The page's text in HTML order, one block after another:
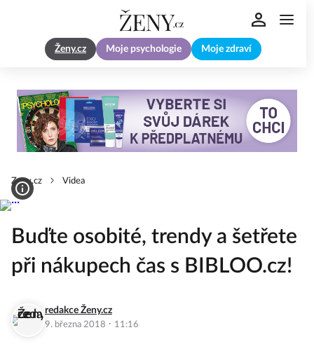
Ženy.cz Moje psychologie Moje zdraví
Zeny.cz Videa
Buďte osobité, trendy a šetřete
při nákupech čas s BIBLOO.cz!
redakce Ženy.cz
9. března 2018 · 11:16